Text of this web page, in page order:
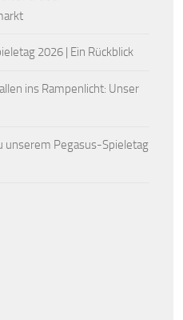
2026 | Ein Rückblick
ins Rampenlicht: Unser
unserem Pegasus-Spieletag